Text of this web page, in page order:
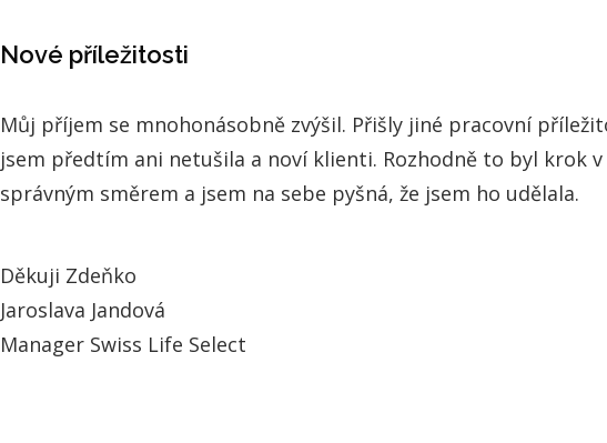
Nové příležitosti
Můj příjem se mnohonásobně zvýšil. Přišly jiné pracovní
jsem předtím ani netušila a noví klienti. Rozhodně to byl krok v
správným směrem a jsem na sebe pyšná, že jsem ho udělala.
Děkuji Zdeňko
Jaroslava Jandová
Manager Swiss Life Select